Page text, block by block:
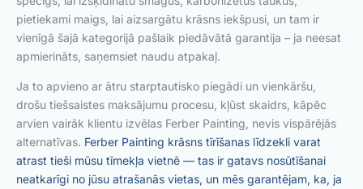
pietiekami maigs, lai aizsargātu krāsns iekšpusi, un tam ir
vienīgā šajā kategorijā pašlaik piedāvātā garantija – ja neesat
apmierināts, saņemsiet naudu atpakaļ.
Ja to apvieno ar ātru starptautisko piegādi un vienkāršu,
drošu tiešsaistes maksājumu procesu, kļūst skaidrs, kāpēc
arvien vairāk klientu izvēlas Ferber Painting, nevis vispārējās
alternatīvas. Ferber Painting krāsns tīrīšanas līdzekli varat
atrast tieši mūsu tīmekļa vietnē — tas ir gatavs nosūtīšanai
neatkarīgi no jūsu atrašanās vietas, un mēs garantējam, ka, ja